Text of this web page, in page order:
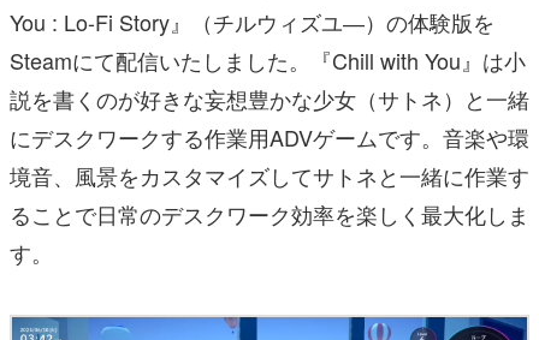
You : Lo-Fi Story』（チルウィズユ―）の体験版を
Steamにて配信いたしました。『Chill with You』は小
説を書くのが好きな妄想豊かな少女（サトネ）と一緒
にデスクワークする作業用ADVゲームです。音楽や環
境音、風景をカスタマイズしてサトネと一緒に作業す
ることで日常のデスクワーク効率を楽しく最大化しま
す。